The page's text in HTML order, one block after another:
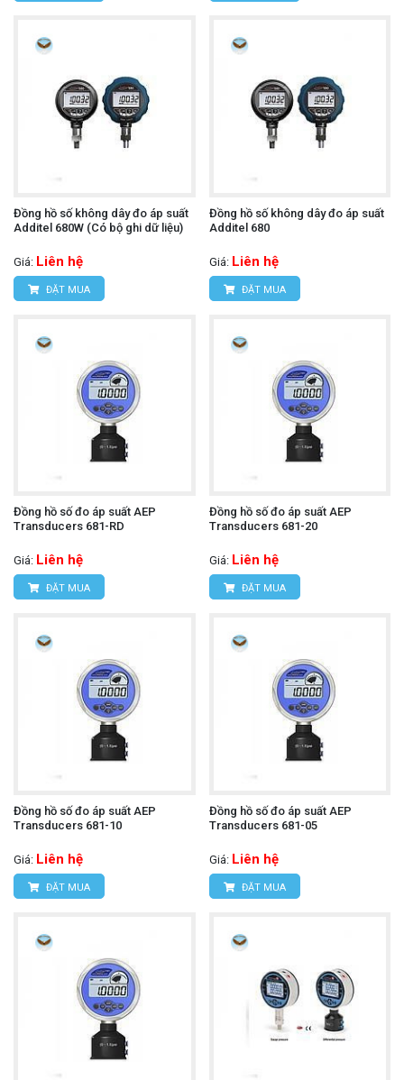
Đồng hồ số không dây đo áp suất
Additel 680W (Có bộ ghi dữ liệu)
Giá: Liên hệ
ĐẶT MUA
Đồng hồ số không dây đo áp suất
Additel 680
Giá: Liên hệ
ĐẶT MUA
Đồng hồ số đo áp suất AEP
Transducers 681-RD
Giá: Liên hệ
ĐẶT MUA
Đồng hồ số đo áp suất AEP
Transducers 681-20
Giá: Liên hệ
ĐẶT MUA
Đồng hồ số đo áp suất AEP
Transducers 681-10
Giá: Liên hệ
ĐẶT MUA
Đồng hồ số đo áp suất AEP
Transducers 681-05
Giá: Liên hệ
ĐẶT MUA